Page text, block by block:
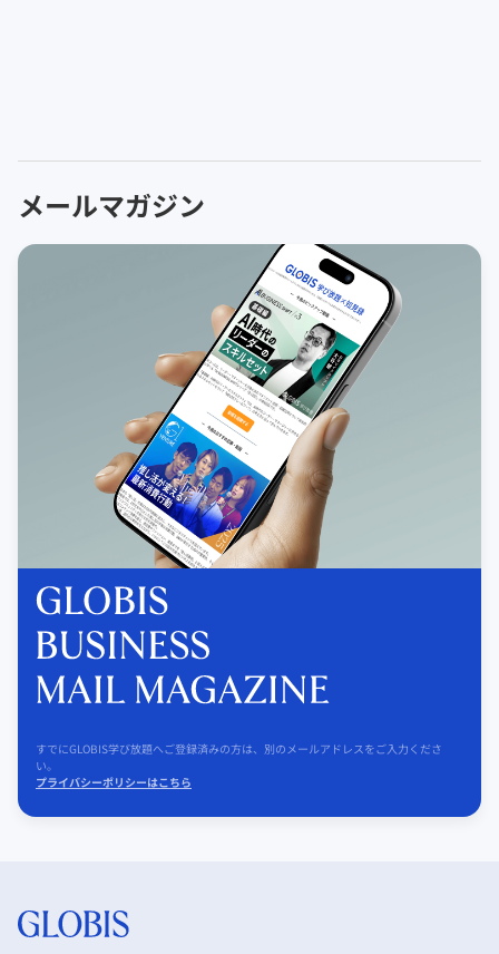
メールマガジン
すでにGLOBIS学び放題へご登録済みの方は、別のメールアドレスをご入力くださ
い。
プライバシーポリシーはこちら